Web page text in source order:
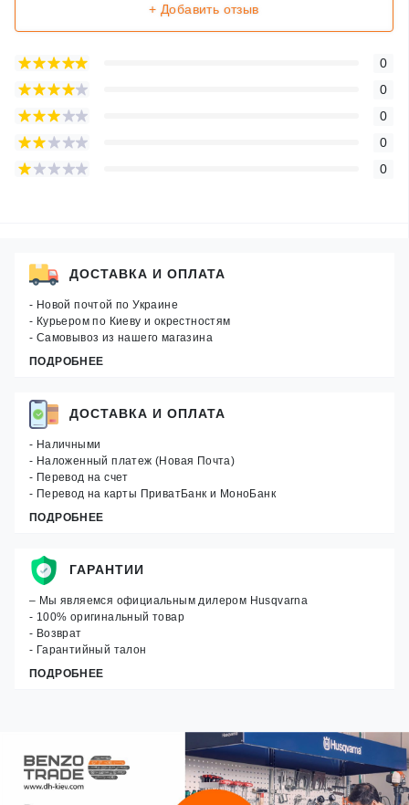
+ Добавить отзыв
0
0
0
0
0
ДОСТАВКА И ОПЛАТА
- Новой почтой по Украине
- Курьером по Киеву и окрестностям
- Самовывоз из нашего магазина
ПОДРОБНЕЕ
ДОСТАВКА И ОПЛАТА
- Наличными
- Наложенный платеж (Новая Почта)
- Перевод на счет
- Перевод на карты ПриватБанк и МоноБанк
ПОДРОБНЕЕ
ГАРАНТИИ
– Мы являемся официальным дилером Husqvarna
- 100% оригинальный товар
- Возврат
- Гарантийный талон
ПОДРОБНЕЕ